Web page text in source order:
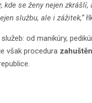
kde se ženy nejen
službu, ale i zážitek,“
od manikúry,
však procedura